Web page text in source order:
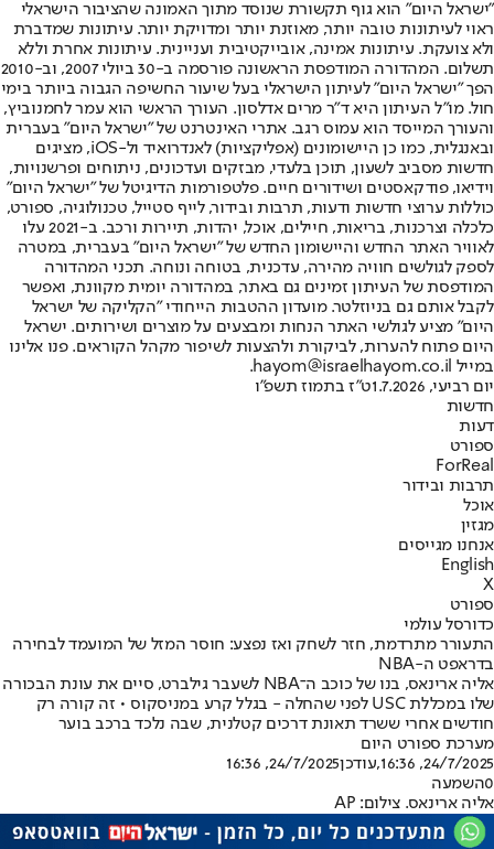
"ישראל היום" הוא גוף תקשורת שנוסד מתוך האמונה שהציבור הישראלי
ראוי לעיתונות טובה יותר, מאוזנת יותר ומדויקת יותר. עיתונות שמדברת
ולא צועקת. עיתונות אמינה, אובייקטיבית ועניינית. עיתונות אחרת וללא
תשלום. המהדורה המודפסת הראשונה פורסמה ב-30 ביולי 2007, וב-2010
הפך "ישראל היום" לעיתון הישראלי בעל שיעור החשיפה הגבוה ביותר בימי
חול. מו"ל העיתון היא ד"ר מרים אדלסון. העורך הראשי הוא עמר לחמנוביץ,
והעורך המייסד הוא עמוס רגב. אתרי האינטרנט של "ישראל היום" בעברית
ובאנגלית, כמו כן היישומונים (אפליקציות) לאנדרואיד ול-iOS, מציגים
חדשות מסביב לשעון, תוכן בלעדי, מבזקים ועדכונים, ניתוחים ופרשנויות,
וידיאו, פודקאסטים ושידורים חיים. פלטפורמות הדיגיטל של "ישראל היום"
כוללות ערוצי חדשות ודעות, תרבות ובידור, לייף סטייל, טכנולוגיה, ספורט,
כלכלה וצרכנות, בריאות, חיילים, אוכל, יהדות, תיירות ורכב. ב-2021 עלו
לאוויר האתר החדש והיישומון החדש של "ישראל היום" בעברית, במטרה
לספק לגולשים חוויה מהירה, עדכנית, בטוחה ונוחה. תכני המהדורה
המודפסת של העיתון זמינים גם באתר, במהדורה יומית מקוונת, ואפשר
לקבל אותם גם בניוזלטר. מועדון ההטבות הייחודי "הקליקה של ישראל
היום" מציע לגולשי האתר הנחות ומבצעים על מוצרים ושירותים. ישראל
היום פתוח להערות, לביקורת ולהצעות לשיפור מקהל הקוראים. פנו אלינו
במייל hayom@israelhayom.co.il.
יום רביעי, 1.7.2026
ט"ז בתמוז תשפ"ו
חדשות
דעות
ספורט
ForReal
תרבות ובידור
אוכל
מגזין
אנחנו מגייסים
English
X
ספורט
כדורסל עולמי
התעורר מתרדמת, חזר לשחק ואז נפצע: חוסר המזל של המועמד לבחירה
בדראפט ה-NBA
אליה ארינאס, בנו של כוכב ה־NBA לשעבר גילברט, סיים את עונת הבכורה
שלו במכללת USC לפני שהחלה - בגלל קרע במניסקוס • זה קורה רק
חודשים אחרי ששרד תאונת דרכים קטלנית, שבה נלכד ברכב בוער
מערכת ספורט היום
24/7/2025, 16:36
,עודכן24/7/2025, 16:36
0השמעה
אליה ארינאס. צילום: AP